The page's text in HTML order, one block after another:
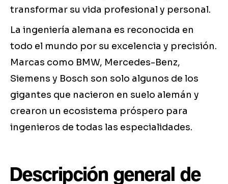
transformar su vida profesional y personal.
La ingeniería alemana es reconocida en
todo el mundo por su excelencia y precisión.
Marcas como BMW, Mercedes-Benz,
Siemens y Bosch son solo algunos de los
gigantes que nacieron en suelo alemán y
crearon un ecosistema próspero para
ingenieros de todas las especialidades.
Descripción general de